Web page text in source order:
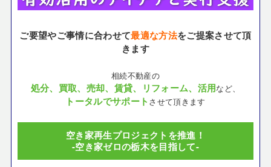
ご要望やご事情に合わせて最適な方法をご提案させて頂
きます
相続不動産の
処分、買取、売却、賃貸、リフォーム、活用など、
トータルでサポート させて頂きます
空き家再生プロジェクトを推進！
-空き家ゼロの栃木を目指して-